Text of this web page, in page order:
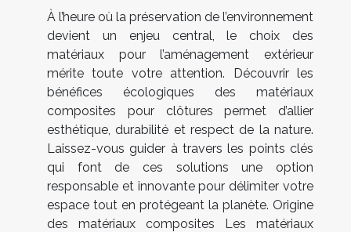
À l’heure où la préservation de l’environnement
devient un enjeu central, le choix des
matériaux pour l’aménagement extérieur
mérite toute votre attention. Découvrir les
bénéfices écologiques des matériaux
composites pour clôtures permet d’allier
esthétique, durabilité et respect de la nature.
Laissez-vous guider à travers les points clés
qui font de ces solutions une option
responsable et innovante pour délimiter votre
espace tout en protégeant la planète. Origine
des matériaux composites Les matériaux